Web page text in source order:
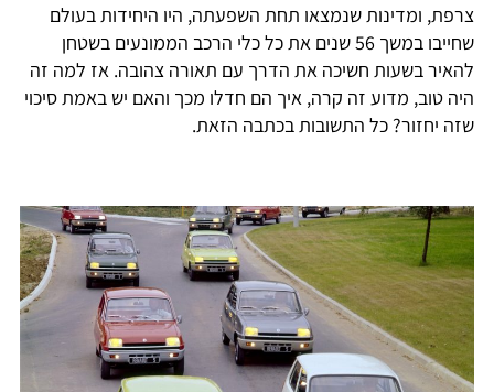
צרפת, ומדינות שנמצאו תחת השפעתה, היו היחידות בעולם
שחייבו במשך 56 שנים את כל כלי הרכב הממונעים בשטחן
להאיר בשעות חשיכה את הדרך עם תאורה צהובה. אז למה זה
היה טוב, מדוע זה קרה, איך הם חדלו מכך והאם יש באמת סיכוי
שזה יחזור? כל התשובות בכתבה הזאת.